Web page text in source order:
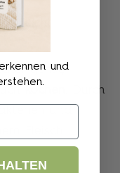
leicht
gehst,
. Durch
und
Fleisch
und